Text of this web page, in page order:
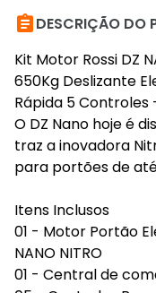
DESCRIÇÃO DO
Kit Motor Rossi DZ
650Kg Deslizante
Rápida 5 Controles
O DZ Nano hoje é
traz a inovadora
para portões de
Itens Inclusos
01 - Motor Portão
NANO NITRO
01 - Central de